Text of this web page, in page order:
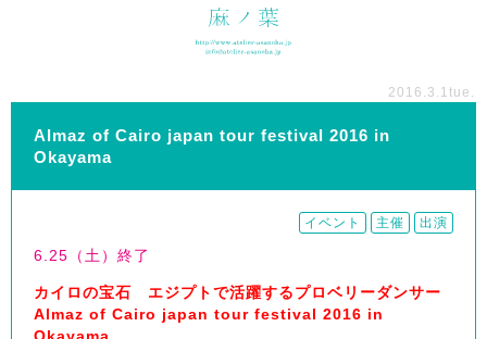
2016.3.1 tue.
Almaz of Cairo japan tour festival 2016 in
Okayama
イベント 主催 出演
6.25（土）終了
カイロの宝石 エジプトで活躍するプロベリーダンサー
Almaz of Cairo japan tour festival 2016 in
Okayama